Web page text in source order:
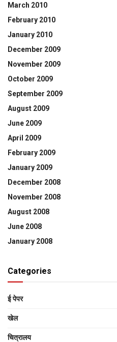
March 2010
February 2010
January 2010
December 2009
November 2009
October 2009
September 2009
August 2009
June 2009
April 2009
February 2009
January 2009
December 2008
November 2008
August 2008
June 2008
January 2008
Categories
ई पेपर
खेल
चित्रालय